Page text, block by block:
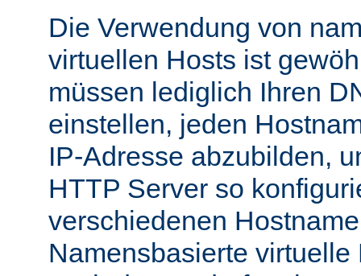
Die Verwendung von
virtuellen Hosts ist
müssen lediglich Ihren
einstellen, jeden
IP-Adresse abzubilden,
HTTP Server so
verschiedenen
Namensbasierte